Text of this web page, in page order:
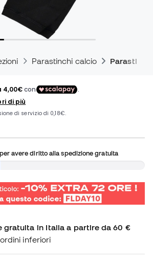
Parastinchi calcio
per avere diritto alla spedizione gratuita
gratuita in Italia a partire da 60 €
inferiori